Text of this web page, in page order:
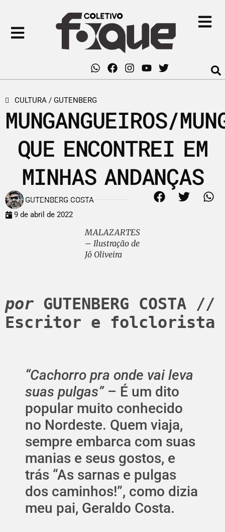
CULTURA / GUTENBERG
MUNGANGUEIROS/
QUE ENCONTREI EM
MINHAS ANDANÇAS
GUTENBERG COSTA
9 de abril de 2022
MALAZARTES
– Ilustração de
Jô Oliveira
por GUTENBERG COSTA //
Escritor e folclorista
“Cachorro pra onde vai leva
suas pulgas”– É um dito
popular muito conhecido
no Nordeste. Quem viaja,
sempre embarca com suas
manias e seus gostos, e
trás “As sarnas e pulgas
dos caminhos!”, como dizia
meu pai, Geraldo Costa.